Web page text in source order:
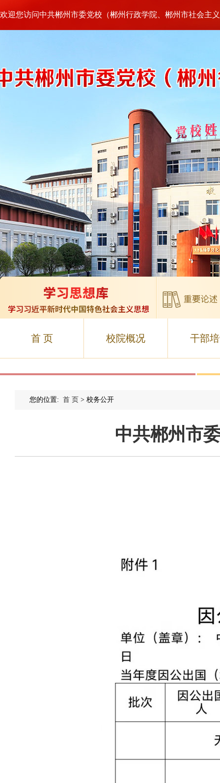
欢迎您访问中共郴州市委党校（郴州行政学院、郴州市社会主
首 页 校院概况 干部
您的位置: 首 页 > 校务公开
中共郴州市